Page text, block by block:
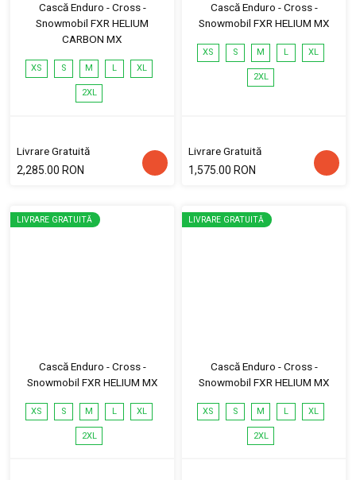
Cască Enduro - Cross -
Snowmobil FXR HELIUM
CARBON MX
XS S M L XL
2XL
Livrare Gratuită
2,285.00 RON
Cască Enduro - Cross -
Snowmobil FXR HELIUM MX
XS S M L XL
2XL
Livrare Gratuită
1,575.00 RON
LIVRARE GRATUITĂ
Cască Enduro - Cross -
Snowmobil FXR HELIUM MX
XS S M L XL
2XL
LIVRARE GRATUITĂ
Cască Enduro - Cross -
Snowmobil FXR HELIUM MX
XS S M L XL
2XL